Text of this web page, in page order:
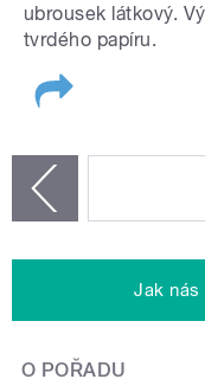
ubrousek látkový.
tvrdého papíru.
Jak nás
O POŘADU